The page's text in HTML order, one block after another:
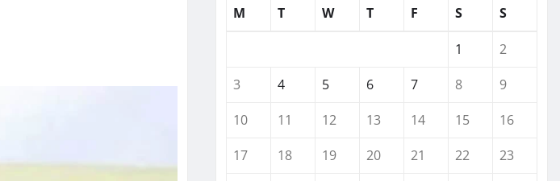
M
T W T F S S
1
2
3
4 5 6 7 8
9
10
11 12 13 14 15
16
17
18 19 20 21 22
23